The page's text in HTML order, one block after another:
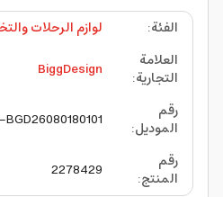
الفئة:
لوازم الرحلات
العلامة
التجارية:
BiggDesign
رقم
الموديل:
رقم
المنتج:
2278429